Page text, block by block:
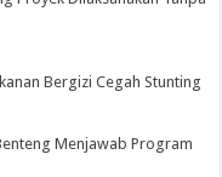
Bergizi Cegah Stunting
Menjawab Program